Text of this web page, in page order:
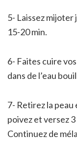
5- Laissez mijoter
15-20 min.
6- Faites cuire
dans de l’eau
7- Retirez la peau
poivez et versez 3
Continuez de